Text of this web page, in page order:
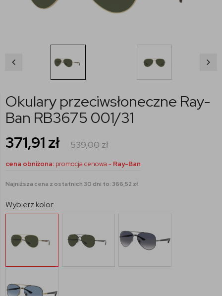
Okulary przeciwsłoneczne Ray-
Ban RB3675 001/31
371,91 zł 539,00zł
cena obniżona: promocja cenowa - Ray-Ban
Najniższa cena z ostatnich 30 dni to: 366,52 zł
Wybierz kolor: